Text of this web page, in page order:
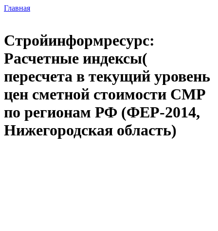
Главная
Стройинформресурс:
Расчетные индексы(
пересчета в текущий уровень
цен сметной стоимости СМР
по регионам РФ (ФЕР-2014,
Нижегородская область)